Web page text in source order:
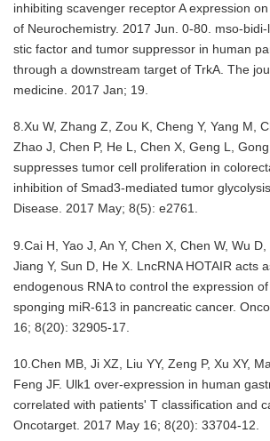
inhibiting scavenger receptor A expression
of Neurochemistry. 2017 Jun. 0-80. mso-
stic factor and tumor suppressor in human
through a downstream target of TrkA. The
medicine. 2017 Jan; 19.
8.Xu W, Zhang Z, Zou K, Cheng Y, Yang M,
Zhao J, Chen P, He L, Chen X, Geng L,
suppresses tumor cell proliferation in
inhibition of Smad3-mediated tumor
Disease. 2017 May; 8(5): e2761.
9.Cai H, Yao J, An Y, Chen X, Chen W, Wu D,
Jiang Y, Sun D, He X. LncRNA HOTAIR acts
endogenous RNA to control the expression
sponging miR-613 in pancreatic cancer.
16; 8(20): 32905-17.
10.Chen MB, Ji XZ, Liu YY, Zeng P, Xu XY,
Feng JF. Ulk1 over-expression in human
correlated with patients' T classification and
Oncotarget. 2017 May 16; 8(20): 33704-12.